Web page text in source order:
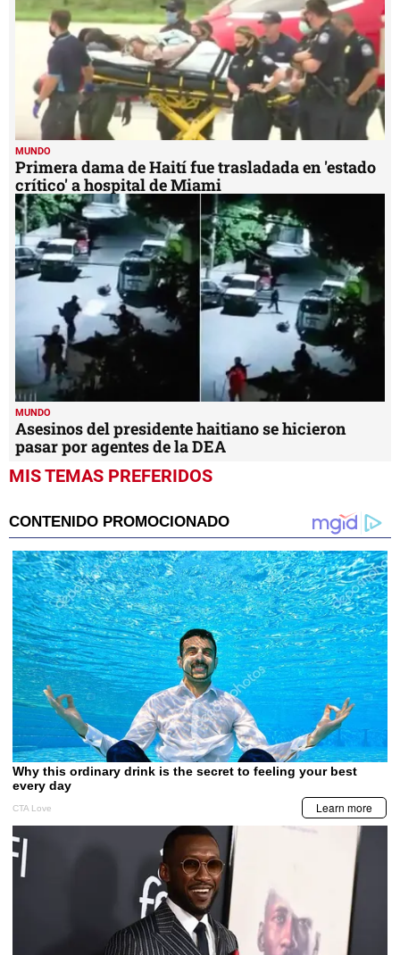
MUNDO
Primera dama de Haití fue trasladada en 'estado
crítico' a hospital de Miami
MUNDO
Asesinos del presidente haitiano se hicieron
pasar por agentes de la DEA
MIS TEMAS PREFERIDOS